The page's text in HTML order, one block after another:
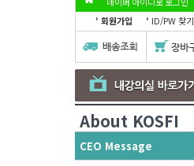
회원가입
ID/PW 찾기
About KOSFI
CEO Message